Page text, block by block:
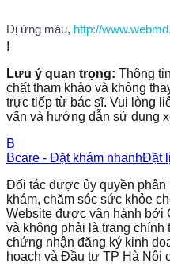
Dị ứng máu, http://
!
Lưu ý quan trọng: Thông
chất tham khảo và không
trực tiếp từ bác sĩ. Vui lòng
vấn và hướng dẫn sử dụng
B
Bcare - Đặt khám nhanhĐặt
Đối tác được ủy quyền phân
khám, chăm sóc sức khỏe
Website được vận hành bởi
và không phải là trang
chứng nhận đăng ký kinh
hoạch và Đầu tư TP Hà Nội